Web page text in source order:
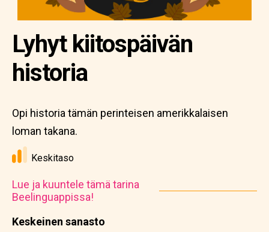
Keskeinen sanasto
Lyhyt kiitospäivän
historia
Opi historia tämän perinteisen amerikkalaisen
loman takana.
Keskitaso
Lue ja kuuntele tämä tarina
Beelinguappissa!